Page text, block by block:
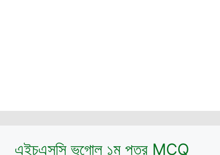
এইচএসসি ভূগোল ১ম পত্র MCQ